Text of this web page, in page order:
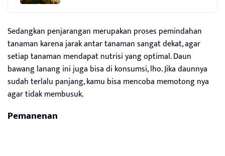
Sedangkan penjarangan merupakan proses pemindahan
tanaman karena jarak antar tanaman sangat dekat, agar
setiap tanaman mendapat nutrisi yang optimal. Daun
bawang lanang ini juga bisa di konsumsi, lho. Jika daunnya
sudah terlalu panjang, kamu bisa mencoba memotong nya
agar tidak membusuk.
Pemanenan